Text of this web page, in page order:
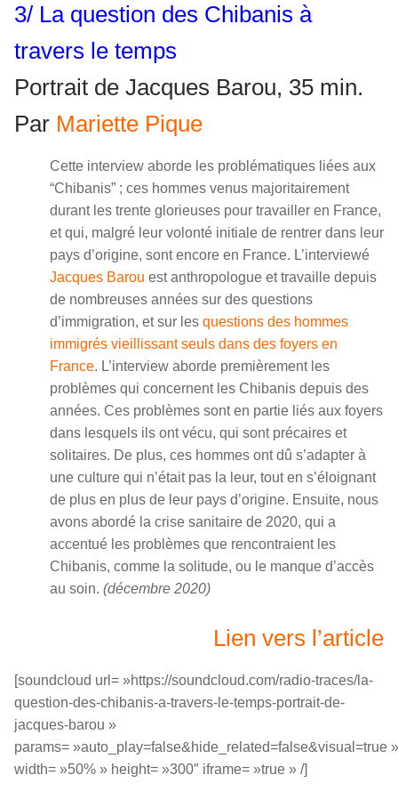
3/ La question des Chibanis à
travers le temps
Portrait de Jacques Barou, 35 min.
Par Mariette Pique
Cette interview aborde les problématiques liées aux
“Chibanis” ; ces hommes venus majoritairement
durant les trente glorieuses pour travailler en France,
et qui, malgré leur volonté initiale de rentrer dans leur
pays d’origine, sont encore en France. L’interviewé
Jacques Barou est anthropologue et travaille depuis
de nombreuses années sur des questions
d’immigration, et sur les questions des hommes
immigrés vieillissant seuls dans des foyers en
France. L’interview aborde premièrement les
problèmes qui concernent les Chibanis depuis des
années. Ces problèmes sont en partie liés aux foyers
dans lesquels ils ont vécu, qui sont précaires et
solitaires. De plus, ces hommes ont dû s’adapter à
une culture qui n’était pas la leur, tout en s’éloignant
de plus en plus de leur pays d’origine. Ensuite, nous
avons abordé la crise sanitaire de 2020, qui a
accentué les problèmes que rencontraient les
Chibanis, comme la solitude, ou le manque d’accès
au soin. (décembre 2020)
Lien vers l’article
[soundcloud url= »https://soundcloud.com/radio-traces/la-
question-des-chibanis-a-travers-le-temps-portrait-de-
jacques-barou »
params= »auto_play=false&hide_related=false&visual=true »
width= »50% » height= »300″ iframe= »true » /]